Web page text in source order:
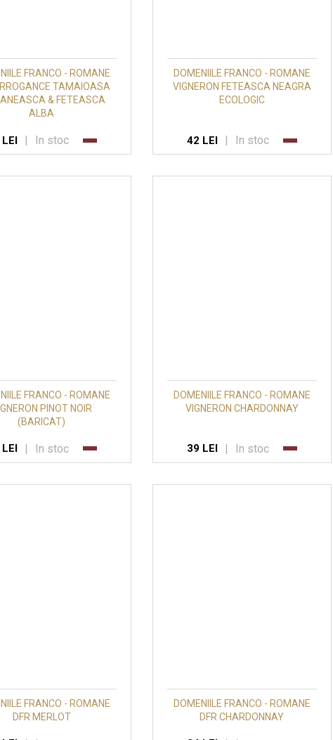
FRANCO - ROMANE
TAMAIOASA
& FETEASCA
ALBA
In stoc
DOMENIILE FRANCO - ROMANE
VIGNERON FETEASCA NEAGRA
ECOLOGIC
42 LEI In stoc
FRANCO - ROMANE
PINOT NOIR
(BARICAT)
| In stoc
DOMENIILE FRANCO - ROMANE
VIGNERON CHARDONNAY
39 LEI | In stoc
FRANCO - ROMANE
DFR MERLOT
DOMENIILE FRANCO - ROMANE
DFR CHARDONNAY